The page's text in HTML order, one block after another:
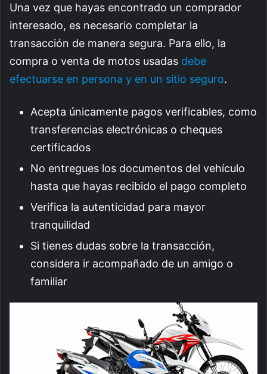
Una vez que hayas encontrado un comprador
interesado, es necesario completar la
transacción de manera segura. Para ello, la
compra o venta de motos usadas debe
efectuarse en persona y en un sitio seguro.
Acepta únicamente pagos verificables, como
transferencias electrónicas o cheques
certificados
No entregues los documentos del vehículo
hasta que hayas recibido el pago completo
Verifica la autenticidad para mayor
tranquilidad
Si tienes dudas sobre la transacción,
considera ir acompañado de un amigo o
familiar